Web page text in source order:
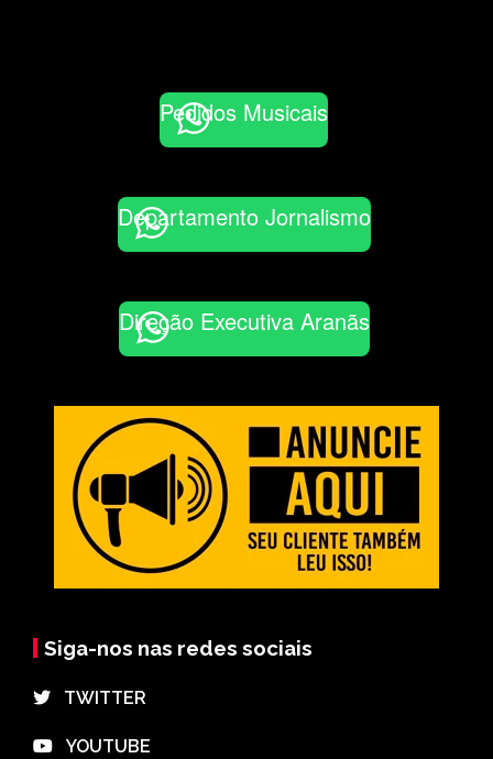
Pedidos Musicais
Departamento Jornalismo
Direção Executiva Aranãs
Siga-nos nas redes sociais
⠀TWITTER
⠀YOUTUBE